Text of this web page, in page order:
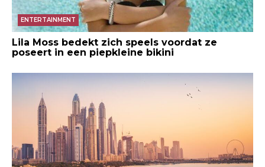
ENTERTAINMENT
Lila Moss bedekt zich speels voordat ze
poseert in een piepkleine bikini